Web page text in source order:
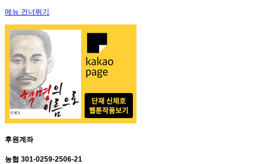
메뉴 건너뛰기
후원계좌
농협 301-0259-2506-21